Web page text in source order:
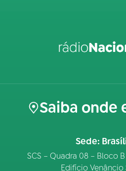
Saiba onde
Sede:
SCS – Quadra 08 – Bloco
Edifício